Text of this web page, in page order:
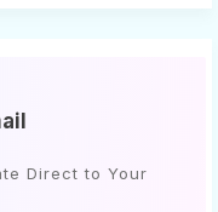
Direct to Your